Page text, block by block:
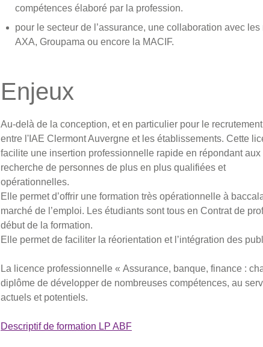
compétences élaboré par la profession.
pour le secteur de l’assurance, une collaboration avec
AXA, Groupama ou encore la MACIF.
Enjeux
Au-delà de la conception, et en particulier pour le
entre l'IAE Clermont Auvergne et les établissements. Cette
facilite une insertion professionnelle rapide en répondant
recherche de personnes de plus en plus qualifiées et
opérationnelles.
Elle permet d’offrir une formation très opérationnelle à
marché de l’emploi. Les étudiants sont tous en Contrat de
début de la formation.
Elle permet de faciliter la réorientation et l’intégration des
La licence professionnelle « Assurance, banque, finance :
diplôme de développer de nombreuses compétences, au
actuels et potentiels.
Descriptif de formation LP ABF